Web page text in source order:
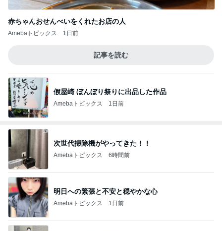
赤ちゃんおせんべいをくれたお店の人
Amebaトピックス 1日前
記事を読む
假屋崎 ぼんぼり祭りに出品した作品
Amebaトピックス 1日前
次世代掃除機がやってきた！！
Amebaトピックス 6時間前
明日への緊張と不安と穏やかな心
Amebaトピックス 1日前